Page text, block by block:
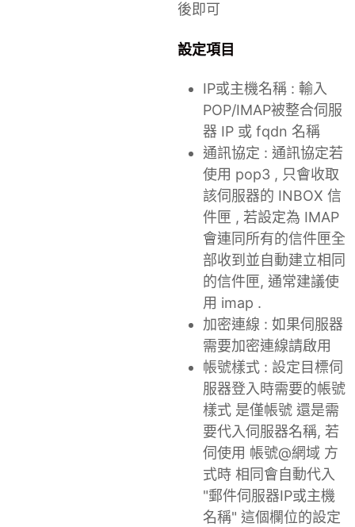
後即可
設定項目
IP或主機名稱 : 輸入
POP/IMAP被整合伺服
器 IP 或 fqdn 名稱
通訊協定 : 通訊協定若
使用 pop3 , 只會收取
該伺服器的 INBOX 信
件匣 , 若設定為 IMAP
會連同所有的信件匣全
部收到並自動建立相同
的信件匣, 通常建議使
用 imap .
加密連線 : 如果伺服器
需要加密連線請啟用
帳號樣式 : 設定目標伺
服器登入時需要的帳號
樣式 是僅帳號 還是需
要代入伺服器名稱, 若
伺使用 帳號@網域 方
式時 相同會自動代入
"郵件伺服器IP或主機
名稱" 這個欄位的設定